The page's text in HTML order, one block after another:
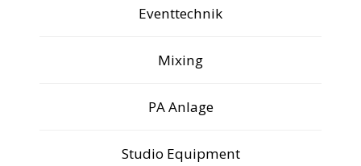
Eventtechnik
Mixing
PA Anlage
Studio Equipment